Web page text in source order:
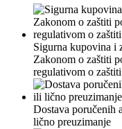
Sigurna kupovina i
Zakonom o zaštiti
regulativom o
Dostava poručenih
lično preuzimanje